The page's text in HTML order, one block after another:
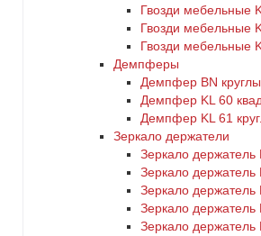
Гвозди мебельные
Гвозди мебельные
Гвозди мебельные
Демпферы
Демпфер BN
Демпфер KL 60
Демпфер KL 61
Зеркало держатели
Зеркало держатель
Зеркало держатель
Зеркало держатель
Зеркало держатель
Зеркало держатель